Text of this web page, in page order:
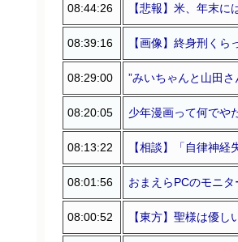
08:44:26 【悲報】米、年末
08:39:16 【画像】終身刑く
08:29:00 ”みいちゃんと山田
08:20:05 少年漫画って何でや
08:13:22 【相談】「自律神
08:01:56 おまえらPCのモニ
08:00:52 【東方】聖様は優